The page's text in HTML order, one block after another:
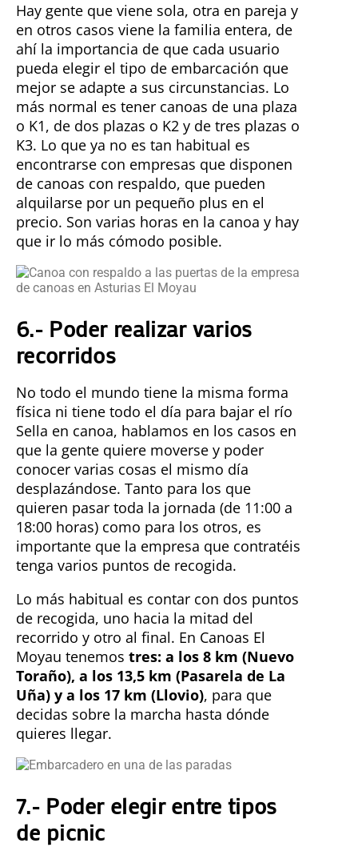
Hay gente que viene sola, otra en pareja y
en otros casos viene la familia entera, de
ahí la importancia de que cada usuario
pueda elegir el tipo de embarcación que
mejor se adapte a sus circunstancias. Lo
más normal es tener canoas de una plaza
o K1, de dos plazas o K2 y de tres plazas o
K3. Lo que ya no es tan habitual es
encontrarse con empresas que disponen
de canoas con respaldo, que pueden
alquilarse por un pequeño plus en el
precio. Son varias horas en la canoa y hay
que ir lo más cómodo posible.
6.- Poder realizar varios
recorridos
No todo el mundo tiene la misma forma
física ni tiene todo el día para bajar el río
Sella en canoa, hablamos en los casos en
que la gente quiere moverse y poder
conocer varias cosas el mismo día
desplazándose. Tanto para los que
quieren pasar toda la jornada (de 11:00 a
18:00 horas) como para los otros, es
importante que la empresa que contratéis
tenga varios puntos de recogida.
Lo más habitual es contar con dos puntos
de recogida, uno hacia la mitad del
recorrido y otro al final. En Canoas El
Moyau tenemos tres: a los 8 km (Nuevo
Toraño), a los 13,5 km (Pasarela de La
Uña) y a los 17 km (Llovio), para que
decidas sobre la marcha hasta dónde
quieres llegar.
7.- Poder elegir entre tipos
de picnic